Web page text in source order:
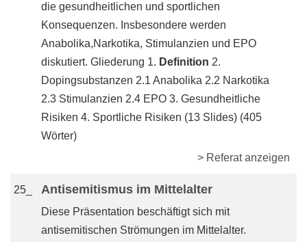
die gesundheitlichen und sportlichen
Konsequenzen. Insbesondere werden
Anabolika,Narkotika, Stimulanzien und EPO
diskutiert. Gliederung 1. Definition 2.
Dopingsubstanzen 2.1 Anabolika 2.2 Narkotika
2.3 Stimulanzien 2.4 EPO 3. Gesundheitliche
Risiken 4. Sportliche Risiken (13 Slides) (405
Wörter)
> Referat anzeigen
25_ Antisemitismus im Mittelalter
Diese Präsentation beschäftigt sich mit
antisemitischen Strömungen im Mittelalter.